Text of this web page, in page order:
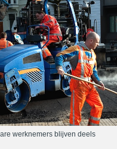
werknemers blijven deels